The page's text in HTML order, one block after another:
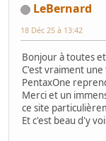
LeBernard
18 Déc 25 à 13:42
Bonjour à toutes
C'est vraiment
PentaxOne
Merci et un
ce site
Et c'est beau d'y